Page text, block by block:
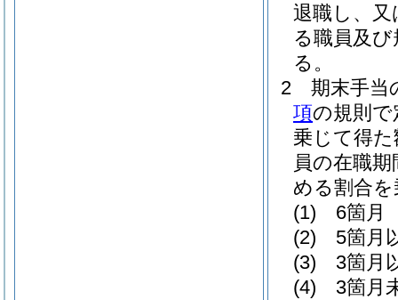
退職し、
る職員及
る。
2
期末手当
項の規則
乗じて得
員の在職期
める割合
(1)
6箇月
(2)
5箇月
(3)
3箇月
(4)
3箇月